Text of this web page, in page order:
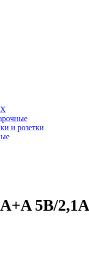
и розетки
5В/